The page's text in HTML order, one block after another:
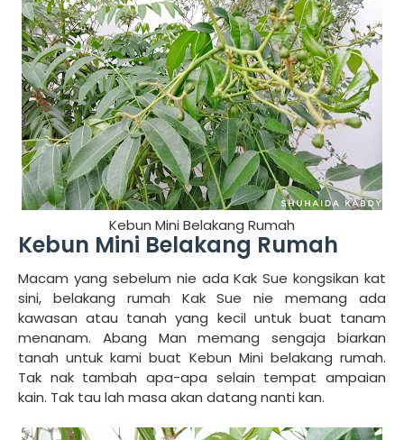
Kebun Mini Belakang Rumah
Kebun Mini Belakang Rumah
Macam yang sebelum nie ada Kak Sue kongsikan kat
sini, belakang rumah Kak Sue nie memang ada
kawasan atau tanah yang kecil untuk buat tanam
menanam. Abang Man memang sengaja biarkan
tanah untuk kami buat Kebun Mini belakang rumah.
Tak nak tambah apa-apa selain tempat ampaian
kain. Tak tau lah masa akan datang nanti kan.